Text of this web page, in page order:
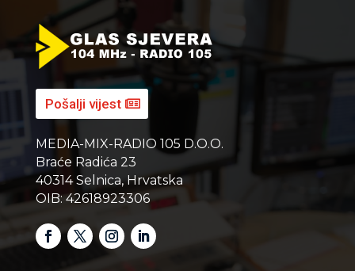
Pošalji vijest
MEDIA-MIX-RADIO 105 D.O.O.
Braće Radića 23
40314 Selnica, Hrvatska
OIB: 42618923306